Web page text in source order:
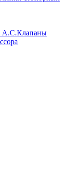
А.С.Клапаны